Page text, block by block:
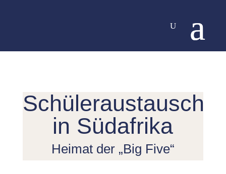
Schüleraustausch
in Südafrika
Heimat der „Big Five“